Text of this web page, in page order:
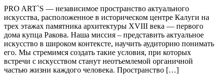
PRO ART`S — независимое пространство актуального
искусства, расположенное в историческом центре Калуги на
трех этажах памятника архитектуры XVIII века — первого
дома купца Ракова. Наша миссия – представить актуальное
искусство в широком контексте, научить аудиторию понимать
его. Мы стремимся создать такие условия, при которых
встречи с искусством станут неотъемлемой органичной
частью жизни каждого человека. Пространство […]